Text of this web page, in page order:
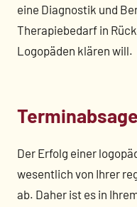
eine Diagnostik und
Therapiebedarf in
Logopäden klären will.
Der Erfolg einer
wesentlich von Ihrer
ab. Daher ist es in